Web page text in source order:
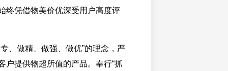
终凭借物美价优深受用户高度评
、做精、做强、做优”的理念，严
户提供物超所值的产品。奉行“抓